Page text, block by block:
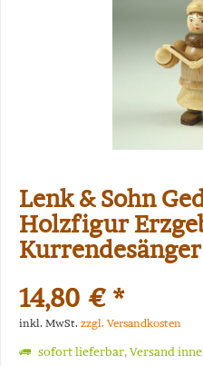
Lenk & Sohn
Holzfigur
14,80 € *
inkl. MwSt. zzgl. Versandkosten
sofort lieferbar, Versand